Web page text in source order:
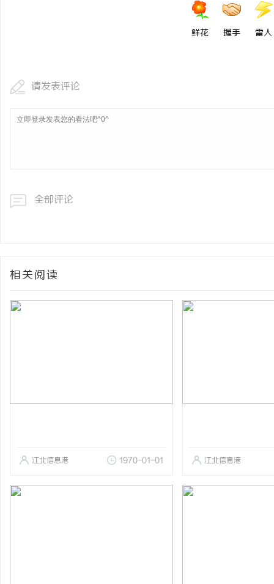
鲜花 握手 雷人
请发表评论
全部评论
相关阅读
江北信息港 1970-01-01 江北信息港